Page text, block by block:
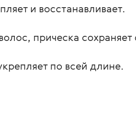
и восстанавливает.
прическа сохраняет
по всей длине.